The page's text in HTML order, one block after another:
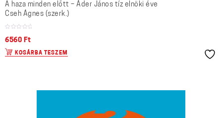
A haza minden előtt – Áder János tíz elnöki éve
Cseh Ágnes (szerk.)
6560 Ft
KOSÁRBA TESZEM